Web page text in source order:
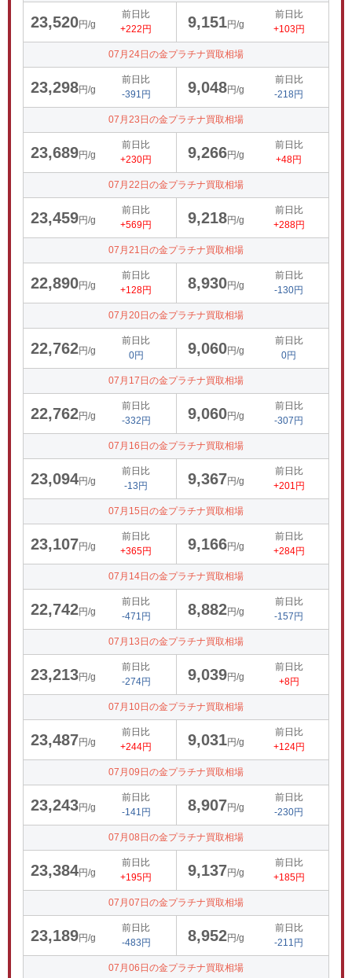
23,520円/g
前日比
+222円
9,151円/g
前日比
+103円
07月24日の金プラチナ買取相場
23,298円/g
前日比
-391円
9,048円/g
前日比
-218円
07月23日の金プラチナ買取相場
23,689円/g
前日比
+230円
9,266円/g
前日比
+48円
07月22日の金プラチナ買取相場
23,459円/g
前日比
+569円
9,218円/g
前日比
+288円
07月21日の金プラチナ買取相場
22,890円/g
前日比
+128円
8,930円/g
前日比
-130円
07月20日の金プラチナ買取相場
22,762円/g
前日比
0円
9,060円/g
前日比
0円
07月17日の金プラチナ買取相場
22,762円/g
前日比
-332円
9,060円/g
前日比
-307円
07月16日の金プラチナ買取相場
23,094円/g
前日比
-13円
9,367円/g
前日比
+201円
07月15日の金プラチナ買取相場
23,107円/g
前日比
+365円
9,166円/g
前日比
+284円
07月14日の金プラチナ買取相場
22,742円/g
前日比
-471円
8,882円/g
前日比
-157円
07月13日の金プラチナ買取相場
23,213円/g
前日比
-274円
9,039円/g
前日比
+8円
07月10日の金プラチナ買取相場
23,487円/g
前日比
+244円
9,031円/g
前日比
+124円
07月09日の金プラチナ買取相場
23,243円/g
前日比
-141円
8,907円/g
前日比
-230円
07月08日の金プラチナ買取相場
23,384円/g
前日比
+195円
9,137円/g
前日比
+185円
07月07日の金プラチナ買取相場
23,189円/g
前日比
-483円
8,952円/g
前日比
-211円
07月06日の金プラチナ買取相場